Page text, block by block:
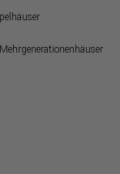
Mehrgenerationenhäuser